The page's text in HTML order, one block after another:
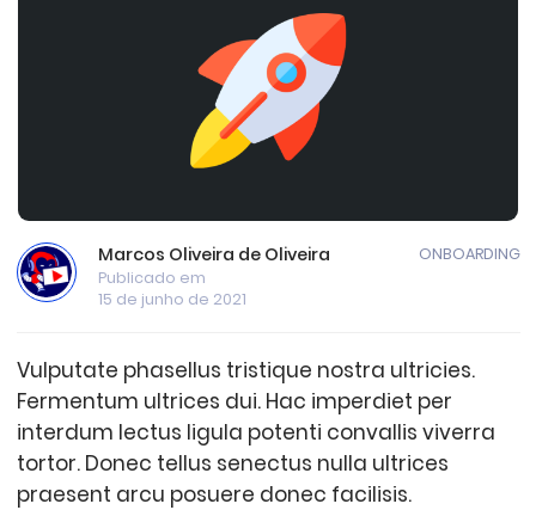
Marcos Oliveira de Oliveira
Publicado em
15 de junho de 2021
ONBOARDING
Vulputate phasellus tristique nostra ultricies.
Fermentum ultrices dui. Hac imperdiet per
interdum lectus ligula potenti convallis viverra
tortor. Donec tellus senectus nulla ultrices
praesent arcu posuere donec facilisis.